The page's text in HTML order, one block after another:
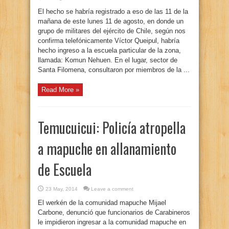
El hecho se habría registrado a eso de las 11 de la
mañana de este lunes 11 de agosto, en donde un
grupo de militares del ejército de Chile, según nos
confirma telefónicamente Víctor Queipul, habría
hecho ingreso a la escuela particular de la zona,
llamada: Komun Nehuen. En el lugar, sector de
Santa Filomena, consultaron por miembros de la ...
Read More »
Temucuicui: Policía atropella
a mapuche en allanamiento
de Escuela
23 May, 2014 Leave a comment
El werkén de la comunidad mapuche Mijael
Carbone, denunció que funcionarios de Carabineros
le impidieron ingresar a la comunidad mapuche en